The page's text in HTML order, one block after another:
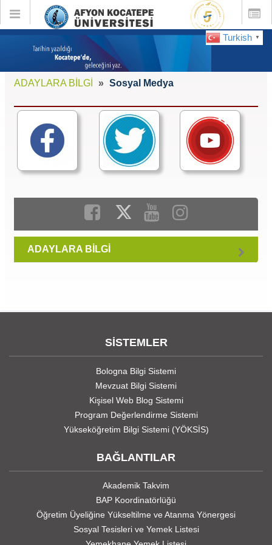
Toggle
global
Toggle
Turkish ▼
ADAYLARA BİLGİ Sosyal Medya
ADAYLARA BİLGİ
SİSTEMLER
Bologna Bilgi Sistemi
Mevzuat Bilgi Sistemi
Kişisel Web Blog Sistemi
Program Değerlendirme Sistemi
Yükseköğretim Bilgi Sistemi (YÖKSİS)
BAĞLANTILAR
Akademik Takvim
BAP Koordinatörlüğü
Öğretim Üyeliğine Yükseltilme ve Atanma Yönergesi
Sosyal Tesisleri ve Yemek Listesi